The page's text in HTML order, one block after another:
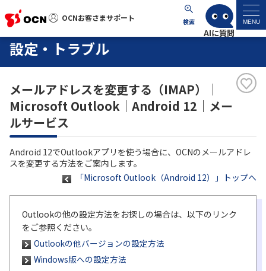
OCNお客さまサポート 検索 MENU
OCNお客さまサポート
サポートトップ
サービス名から探す
よくあるご質問
各種ダウンロード
お問い合わせ
設定・トラブル
メールアドレスを変更する（IMAP）｜
Microsoft Outlook｜Android 12｜メー
ルサービス
Android 12でOutlookアプリを使う場合に、OCNのメールアドレ
スを変更する方法をご案内します。
「Microsoft Outlook（Android 12）」トップへ
Outlookの他の設定方法をお探しの場合は、以下のリンク
をご参照ください。
Outlookの他バージョンの設定方法
Windows版への設定方法